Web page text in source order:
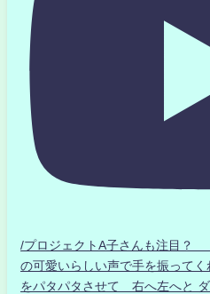
/プロジェクトA子さんも注目
の可愛いらしい声で手を振って
をパタパタさせて 右へ左へと ダ